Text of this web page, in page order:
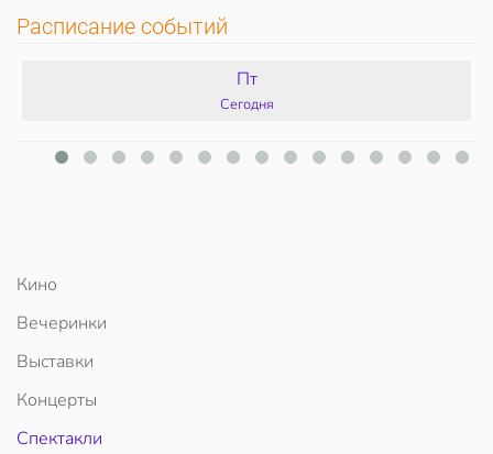
Расписание событий
Пт
Сегодня
Кино
Вечеринки
Выставки
Концерты
Спектакли